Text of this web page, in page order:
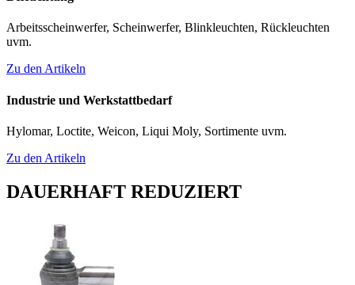
Arbeitsscheinwerfer, Scheinwerfer, Blinkleuchten, Rückleuchten
uvm.
Zu den Artikeln
Industrie und Werkstattbedarf
Hylomar, Loctite, Weicon, Liqui Moly, Sortimente uvm.
Zu den Artikeln
DAUERHAFT REDUZIERT